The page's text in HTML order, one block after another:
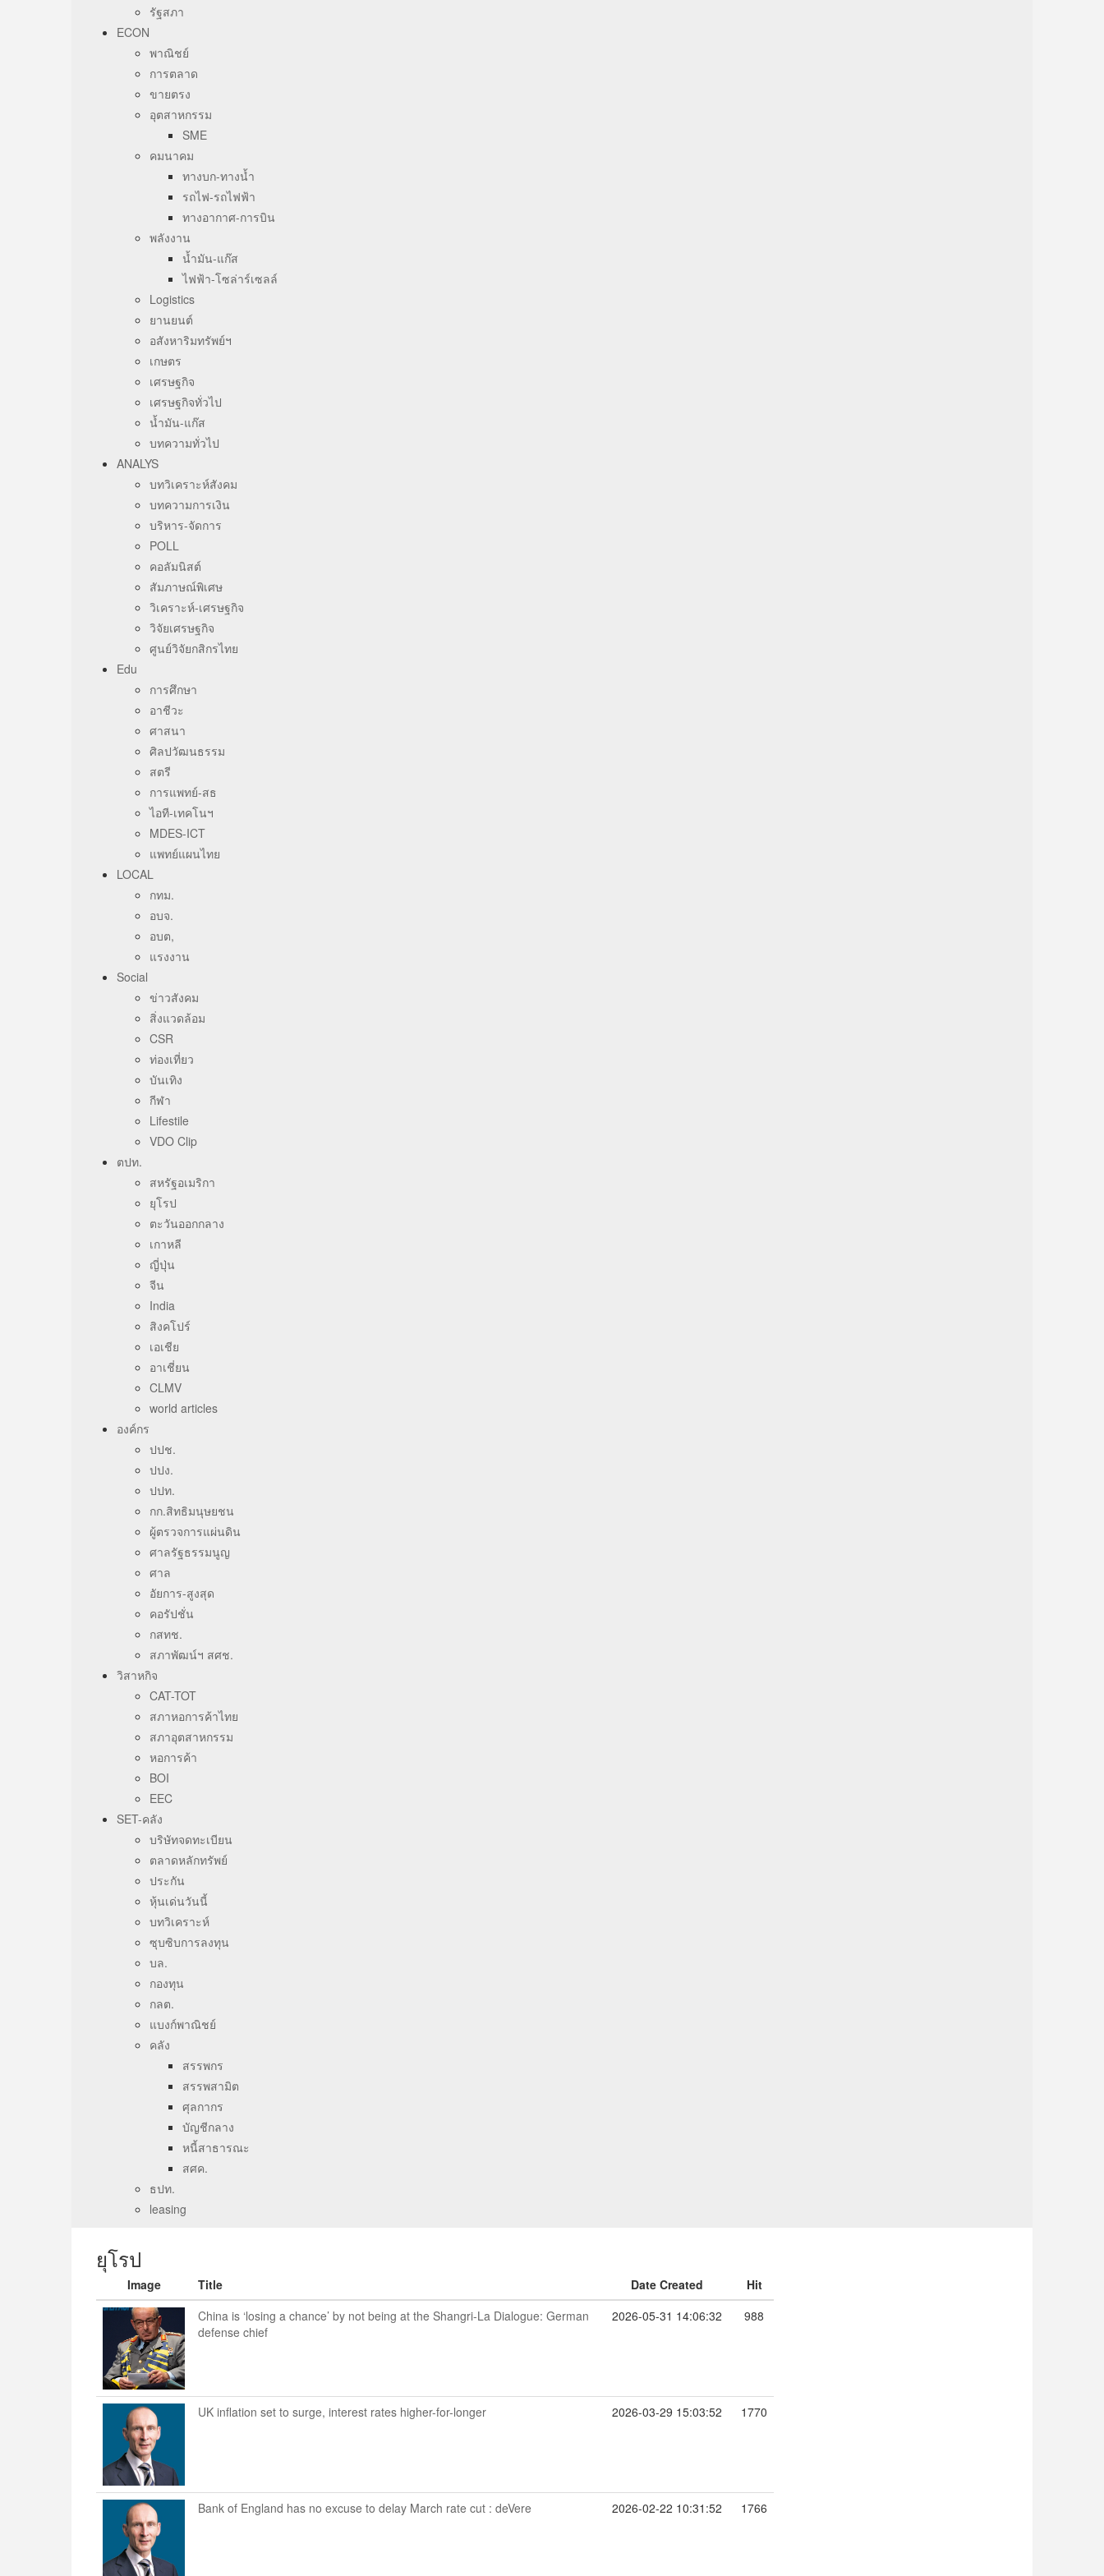
รัฐสภา
ECON
พาณิชย์
การตลาด
ขายตรง
อุตสาหกรรม
SME
คมนาคม
ทางบก-ทางน้ำ
รถไฟ-รถไฟฟ้า
ทางอากาศ-การบิน
พลังงาน
น้ำมัน-แก๊ส
ไฟฟ้า-โซล่าร์เซลล์
Logistics
ยานยนต์
อสังหาริมทรัพย์ฯ
เกษตร
เศรษฐกิจ
เศรษฐกิจทั่วไป
น้ำมัน-แก๊ส
บทความทั่วไป
ANALYS
บทวิเคราะห์สังคม
บทความการเงิน
บริหาร-จัดการ
POLL
คอลัมนิสต์
สัมภาษณ์พิเศษ
วิเคราะห์-เศรษฐกิจ
วิจัยเศรษฐกิจ
ศูนย์วิจัยกสิกรไทย
Edu
การศึกษา
อาชีวะ
ศาสนา
ศิลปวัฒนธรรม
สตรี
การแพทย์-สธ
ไอที-เทคโนฯ
MDES-ICT
แพทย์แผนไทย
LOCAL
กทม.
อบจ.
อบต,
แรงงาน
Social
ข่าวสังคม
สิ่งแวดล้อม
CSR
ท่องเที่ยว
บันเทิง
กีฬา
Lifestile
VDO Clip
ตปท.
สหรัฐอเมริกา
ยุโรป
ตะวันออกกลาง
เกาหลี
ญี่ปุ่น
จีน
India
สิงคโปร์
เอเชีย
อาเชี่ยน
CLMV
world articles
องค์กร
ปปช.
ปปง.
ปปท.
กก.สิทธิมนุษยชน
ผู้ตรวจการแผ่นดิน
ศาลรัฐธรรมนูญ
ศาล
อัยการ-สูงสุด
คอรัปชั่น
กสทช.
สภาพัฒน์ฯ สศช.
วิสาหกิจ
CAT-TOT
สภาหอการค้าไทย
สภาอุตสาหกรรม
หอการค้า
BOI
EEC
SET-คลัง
บริษัทจดทะเบียน
ตลาดหลักทรัพย์
ประกัน
หุ้นเด่นวันนี้
บทวิเคราะห์
ซุบซิบการลงทุน
บล.
กองทุน
กลต.
แบงก์พาณิชย์
คลัง
สรรพกร
สรรพสามิต
ศุลกากร
บัญชีกลาง
หนี้สาธารณะ
สศค.
ธปท.
leasing
ยุโรป
Image Title Date Created
Hit
China is ‘losing a chance’ by not being at the Shangri-La Dialogue: German
defense chief
2026-05-31 14:06:32 988
UK inflation set to surge, interest rates higher-for-longer 2026-03-29 15:03:52 1770
Bank of England has no excuse to delay March rate cut : deVere 2026-02-22 10:31:52 1766